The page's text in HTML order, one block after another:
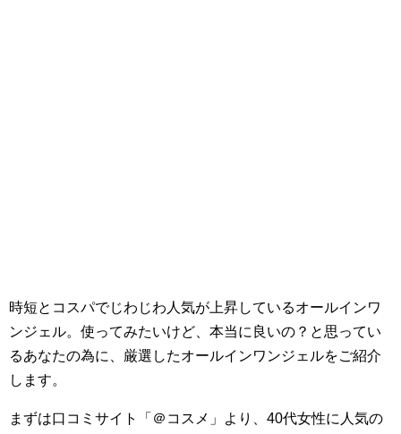
時短とコスパでじわじわ人気が上昇しているオールインワ
ンジェル。使ってみたいけど、本当に良いの？と思ってい
るあなたの為に、厳選したオールインワンジェルをご紹介
します。
まずは口コミサイト「＠コスメ」より、40代女性に人気の